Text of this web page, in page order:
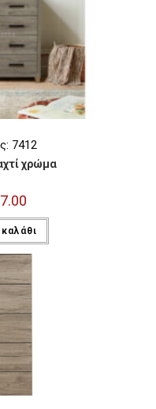
7412
χρώμα
Η
τιμή
είναι:
€237.00.